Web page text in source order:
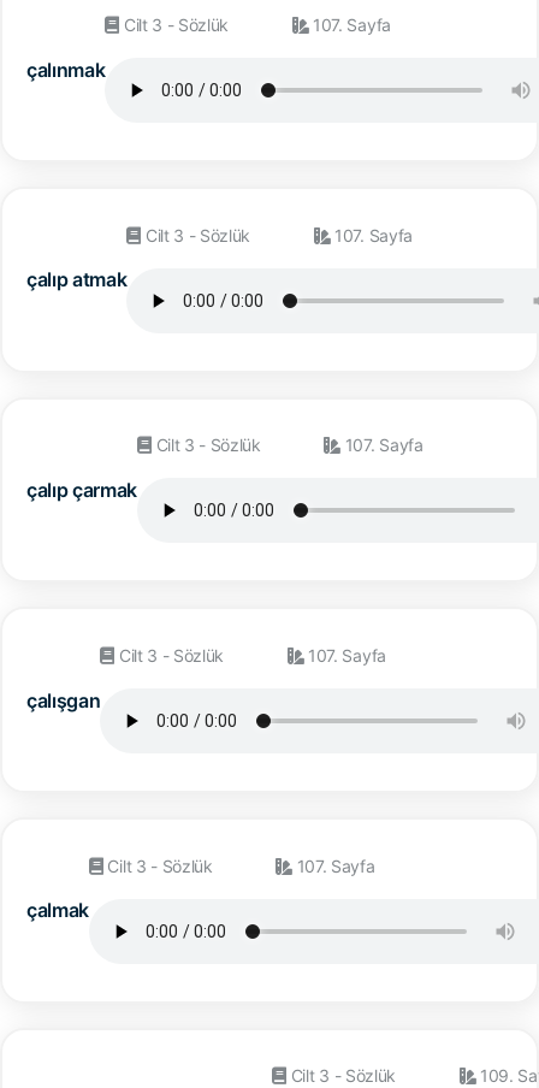
çalınmak
Cilt 3 - Sözlük 107. Sayfa
çalıp atmak
Cilt 3 - Sözlük 107. Sayfa
çalıp çarmak
Cilt 3 - Sözlük 107. Sayfa
çalışgan
Cilt 3 - Sözlük 107. Sayfa
çalmak
Cilt 3 - Sözlük 107. Sayfa
Cilt 3 - Sözlük 109.